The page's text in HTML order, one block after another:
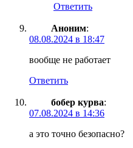
Ответить
Аноним:
08.08.2024 в 18:47
вообще не работает
Ответить
бобер курва:
07.08.2024 в 14:36
а это точно безопасно?